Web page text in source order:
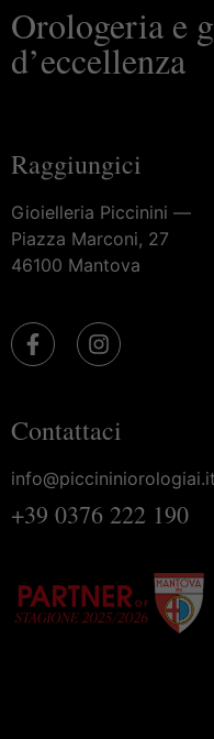
Orologeria e
d’eccellenza
Raggiungici
Gioielleria Piccinini —
Piazza Marconi, 27
46100 Mantova
Contattaci
info@piccininiorologiai.it
+39 0376 222 190